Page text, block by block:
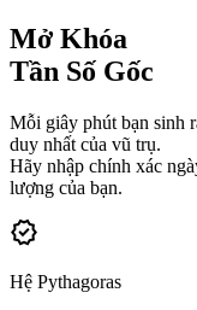
Mở Khóa
Tần Số Gốc
Mỗi giây phút bạn sinh
duy nhất của vũ trụ.
Hãy nhập chính xác
lượng của bạn.
verified
Hệ Pythagoras